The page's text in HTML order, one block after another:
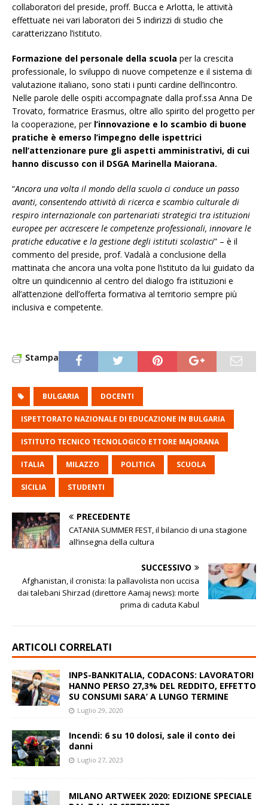
collaboratori del preside, proff. Bucca e Arlotta, le attività
effettuate nei vari laboratori dei 5 indirizzi di studio che
caratterizzano l’istituto.
Formazione del personale della scuola per la crescita
professionale, lo sviluppo di nuove competenze e il sistema di
valutazione italiano, sono stati i punti cardine dell’incontro.
Nelle parole delle ospiti accompagnate dalla prof.ssa Anna De
Trovato, formatrice Erasmus, oltre allo spirito del progetto per
la cooperazione, per l’innovazione e lo scambio di buone
pratiche è emerso l’impegno delle ispettrici
nell’attenzionare pure gli aspetti amministrativi, di cui
hanno discusso con il DSGA Marinella Maiorana.
“Ancora una volta il mondo della scuola ci conduce un passo
avanti, consentendo attività di ricerca e scambio culturale di
respiro internazionale con partenariati strategici tra istituzioni
europee per accrescere le competenze professionali, innovare le
pratiche educative e la gestione degli istituti scolastici” – è il
commento del preside, prof. Vadalà a conclusione della
mattinata che ancora una volta pone l’istituto da lui guidato da
oltre un quindicennio al centro del dialogo fra istituzioni e
all’attenzione dell’offerta formativa al territorio sempre più
inclusiva e competente.
Stampa
BULGARIA DOCENTI
ISPETTORATO NAZIONALE DI EDUCAZIONE IN BULGARIA
ISTITUTO TECNICO TECNOLOGICO ETTORE MAJORANA
ITALIA MILAZZO POLITICA SCUOLA
SICILIA STUDENTI
PRECEDENTE
CATANIA SUMMER FEST, il bilancio di una stagione
all’insegna della cultura
SUCCESSIVO
Afghanistan, il cronista: la pallavolista non uccisa
dai talebani Shirzad (direttore Aamaj news): morte
prima di caduta Kabul
ARTICOLI CORRELATI
INPS-BANKITALIA, CODACONS: LAVORATORI
HANNO PERSO 27,3% DEL REDDITO, EFFETTO
SU CONSUMI SARA’ A LUNGO TERMINE
Luglio 29, 2020
Incendi: 6 su 10 dolosi, sale il conto dei
danni
Luglio 27, 2023
MILANO ARTWEEK 2020: EDIZIONE SPECIALE